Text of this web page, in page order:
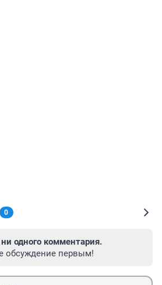
0
одного комментария.
обсуждение первым!